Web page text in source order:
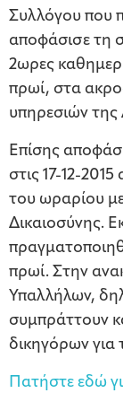
Συλλόγου που
αποφάσισε τη
2ωρες
πρωί, στα
υπηρεσιών της
Επίσης
στις 17-12-
του ωραρίου
Δικαιοσύνης.
πρωί. Στην
Υπαλλήλων,
συμπράττουν
δικηγόρων για
Πατήστε εδώ